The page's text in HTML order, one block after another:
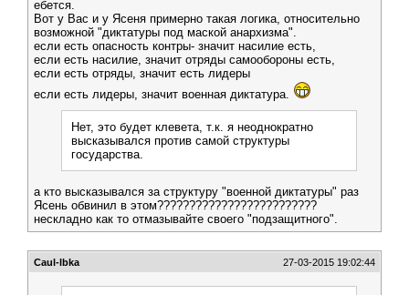
ебется.
Вот у Вас и у Ясеня примерно такая логика, относительно
возможной "диктатуры под маской анархизма".
если есть опасность контры- значит насилие есть,
если есть насилие, значит отряды самообороны есть,
если есть отряды, значит есть лидеры
если есть лидеры, значит военная диктатура.
Нет, это будет клевета, т.к. я неоднократно
высказывался против самой структуры
государства.
а кто высказывался за структуру "военной диктатуры" раз
Ясень обвинил в этом?????????????????????????
нескладно как то отмазывайте своего "подзащитного".
Caul-lbka 27-03-2015 19:02:44